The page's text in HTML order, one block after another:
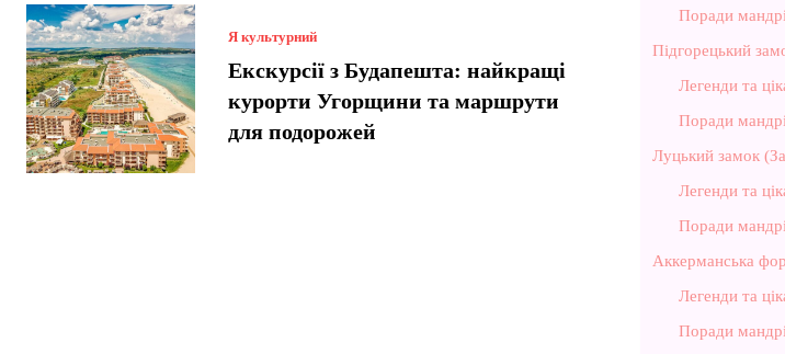
Я культурний
Екскурсії з Будапешта: найкращі
курорти Угорщини та маршрути
для подорожей
Поради
Підгорецький
Легенди та
Поради
Луцький замок
Легенди та
Поради
Аккерманська
Легенди та
Поради